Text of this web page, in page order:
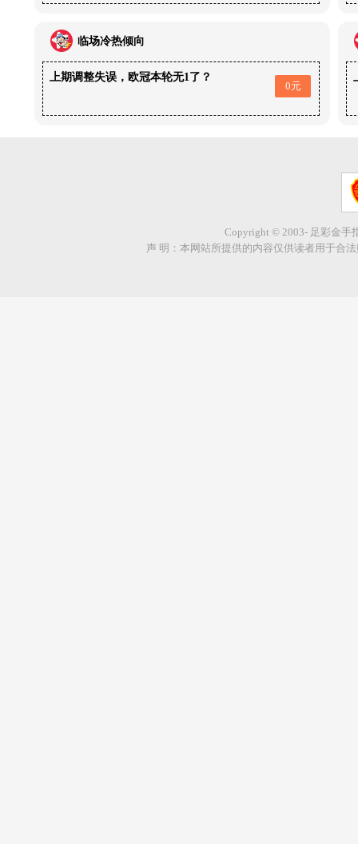
临场冷热倾向
上期调整失误，欧冠本轮无1了？
0元
Copyright © 2003- 足彩金手
声 明：本网站所提供的内容仅供读者用于合